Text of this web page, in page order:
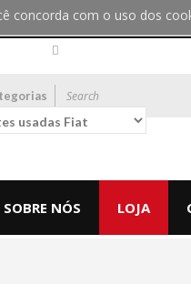
concorda com o uso dos
SOBRE NÓS LOJA